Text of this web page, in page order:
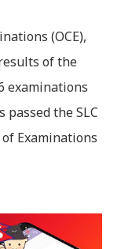
(OCE),
of the
examinations
passed the SLC
Examinations
number’.
this year. And